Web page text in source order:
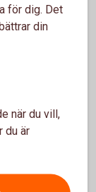
om lån
gör en
får du besked
du läsa
BankID och
för dig. Det
din
när du vill,
du är